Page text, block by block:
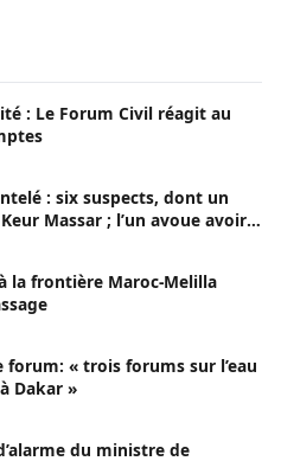
: Le Forum Civil réagit au
: six suspects, dont un
Massar ; l’un avoue avoir
la frontière Maroc-Melilla
forum: « trois forums sur l’eau
Dakar »
du ministre de